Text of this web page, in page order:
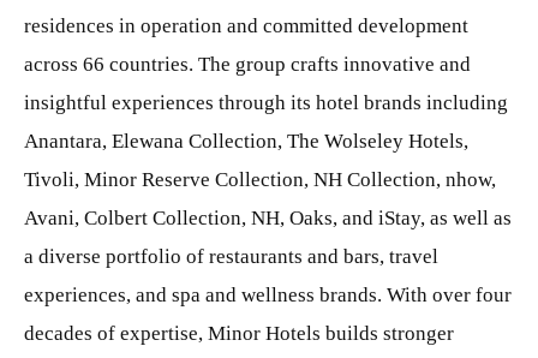
residences in operation and committed development
across 66 countries. The group crafts innovative and
insightful experiences through its hotel brands including
Anantara, Elewana Collection, The Wolseley Hotels,
Tivoli, Minor Reserve Collection, NH Collection, nhow,
Avani, Colbert Collection, NH, Oaks, and iStay, as well as
a diverse portfolio of restaurants and bars, travel
experiences, and spa and wellness brands. With over four
decades of expertise, Minor Hotels builds stronger